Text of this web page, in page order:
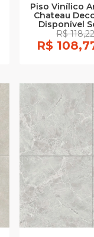
Piso Vinílico
Chateau
Disponível
R$
R$